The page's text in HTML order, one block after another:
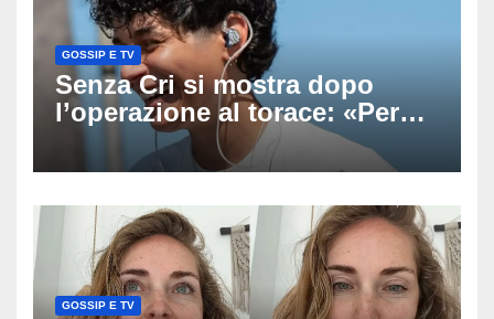
GOSSIP E TV
Senza Cri si mostra dopo
l’operazione al torace: «Per
anni mi sentivo in trappola», il
racconto sul difficile percorso
GOSSIP E TV